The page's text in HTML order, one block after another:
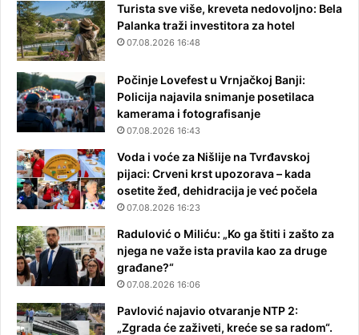
Turista sve više, kreveta nedovoljno: Bela
Palanka traži investitora za hotel
07.08.2026 16:48
Počinje Lovefest u Vrnjačkoj Banji:
Policija najavila snimanje posetilaca
kamerama i fotografisanje
07.08.2026 16:43
Voda i voće za Nišlije na Tvrđavskoj
pijaci: Crveni krst upozorava – kada
osetite žeđ, dehidracija je već počela
07.08.2026 16:23
Radulović o Miliću: „Ko ga štiti i zašto za
njega ne važe ista pravila kao za druge
građane?“
07.08.2026 16:06
Pavlović najavio otvaranje NTP 2:
„Zgrada će zaživeti, kreće se sa radom“.